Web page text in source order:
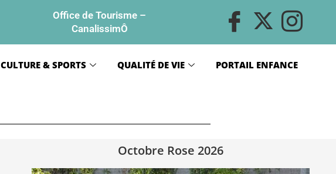
Office de Tourisme –
CanalissimÔ
CULTURE & SPORTS QUALITÉ DE VIE
PORTAIL ENFANCE
Octobre Rose 2026